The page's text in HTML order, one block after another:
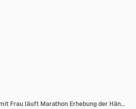
Olympischer Sport mit Frau läuft Marathon Erhebung der Hände Fertigstellung der Vektorillustration